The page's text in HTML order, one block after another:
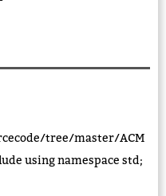
tree/master/ACM
using namespace std;